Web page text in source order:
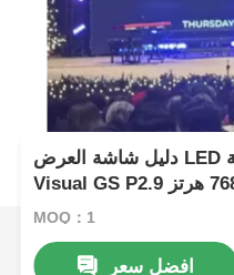
دليل شاشة العرض LED الداخلية للإيجار من سلسلة
Visual GS P2.9 لأحداث المسرح المدمجة، 7680 هرتز
MOQ：1
افضل سعر